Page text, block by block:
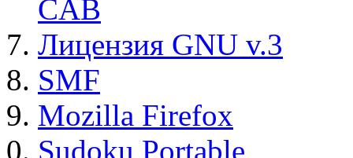
CAB
Лицензия GNU v.3
SMF
Mozilla Firefox
Sudoku Portable